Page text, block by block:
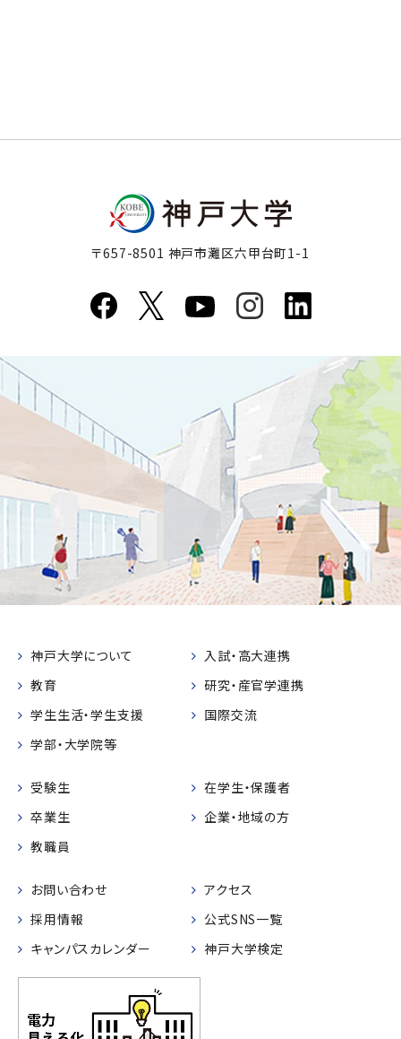
〒657-8501 神戸市灘区六甲台町1-1
神戸大学について
入試・高大連携
教育
研究・産官学連携
学生生活・学生支援
国際交流
学部・大学院等
受験生
在学生・保護者
卒業生
企業・地域の方
教職員
お問い合わせ
アクセス
採用情報
公式SNS一覧
キャンパスカレンダー
神戸大学検定